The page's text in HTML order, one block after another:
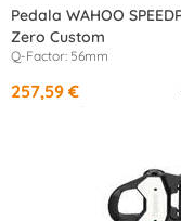
Pedala WAHOO
Zero Custom
Q-Factor: 56mm
257,59 €
/mesec